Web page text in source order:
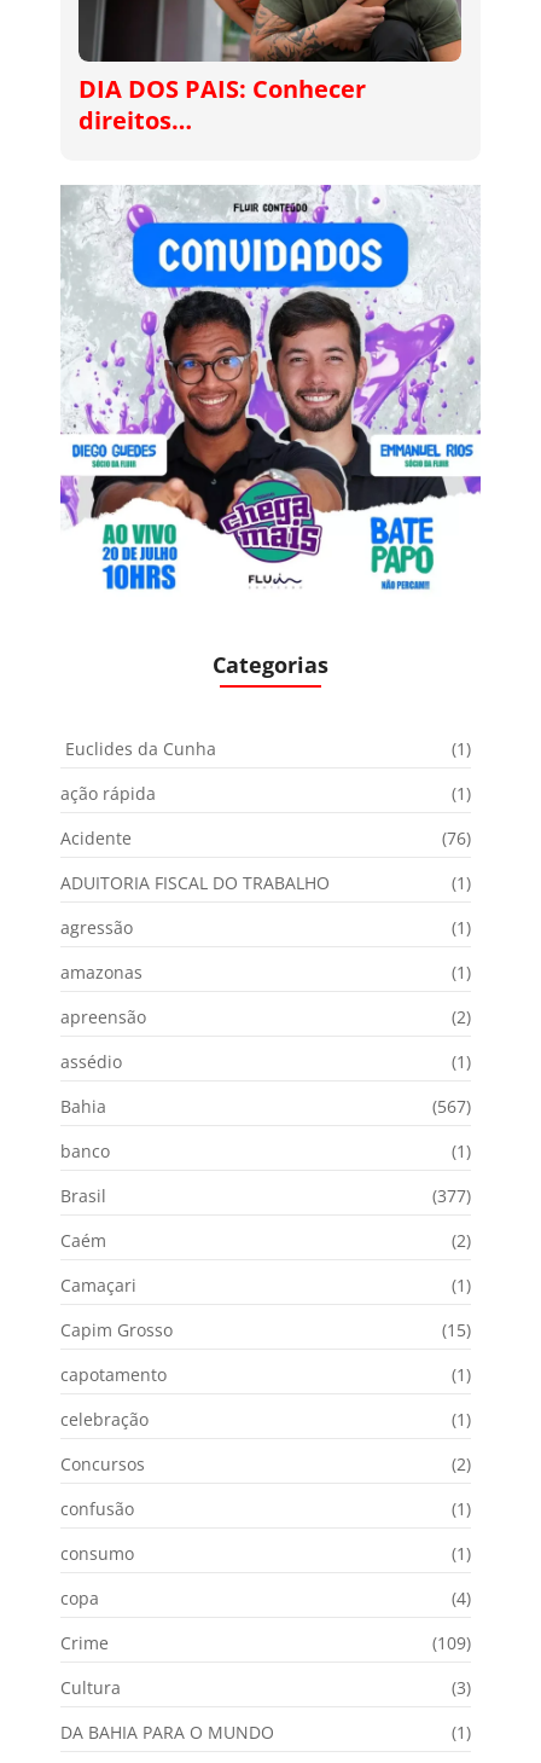
DIA DOS PAIS: Conhecer
direitos…
Categorias
Euclides da Cunha
(1)
ação rápida
(1)
Acidente
(76)
ADUITORIA FISCAL DO TRABALHO
(1)
agressão
(1)
amazonas
(1)
apreensão
(2)
assédio
(1)
Bahia
(567)
banco
(1)
Brasil
(377)
Caém
(2)
Camaçari
(1)
Capim Grosso
(15)
capotamento
(1)
celebração
(1)
Concursos
(2)
confusão
(1)
consumo
(1)
copa
(4)
Crime
(109)
Cultura
(3)
DA BAHIA PARA O MUNDO
(1)